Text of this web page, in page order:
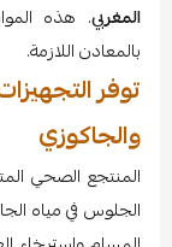
المغربي. هذه
بالمعادن اللازمة.
توفر
والجاكوزي
المنتجع الصحي
الجلوس في مياه